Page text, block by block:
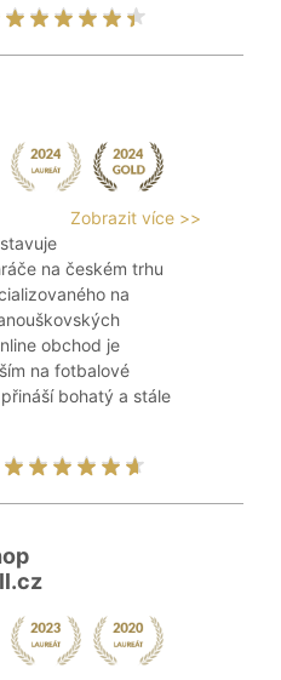
Zobrazit více >>
na českém trhu
na
obchod je
na fotbalové
bohatý a stále